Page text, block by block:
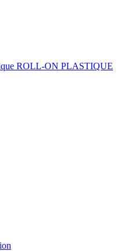
ROLL-ON PLASTIQUE